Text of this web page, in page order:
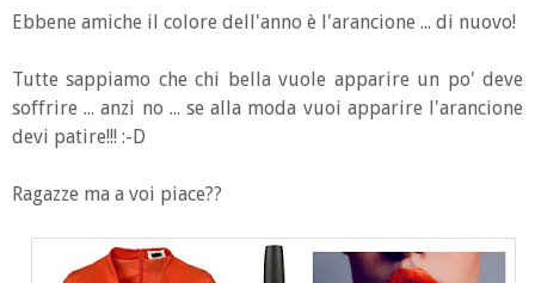
Ebbene amiche il colore dell'anno è l'arancione ... di nuovo!
Tutte sappiamo che chi bella vuole apparire un po' deve
soffrire ... anzi no ... se alla moda vuoi apparire l'arancione
devi patire!!! :-D
Ragazze ma a voi piace??